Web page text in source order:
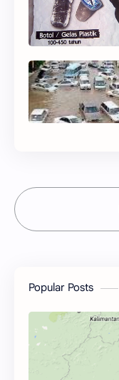
Popular Posts